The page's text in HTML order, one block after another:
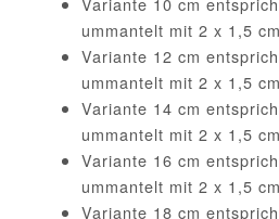
ummantelt mit 2 x 1,5
Variante 12 cm
ummantelt mit 2 x 1,5
Variante 14 cm
ummantelt mit 2 x 1,5
Variante 16 cm
ummantelt mit 2 x 1,5
Variante 18 cm